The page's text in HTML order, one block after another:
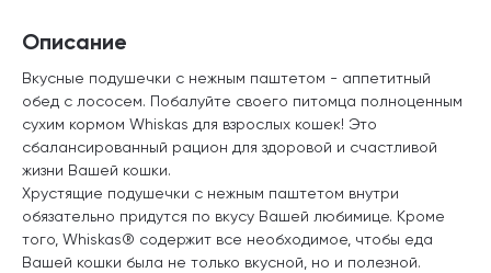
Описание
Вкусные подушечки с нежным паштетом - аппетитный
обед с лососем. Побалуйте своего питомца полноценным
сухим кормом Whiskas для взрослых кошек! Это
сбалансированный рацион для здоровой и счастливой
жизни Вашей кошки.
Хрустящие подушечки с нежным паштетом внутри
обязательно придутся по вкусу Вашей любимице. Кроме
того, Whiskas® содержит все необходимое, чтобы еда
Вашей кошки была не только вкусной, но и полезной.